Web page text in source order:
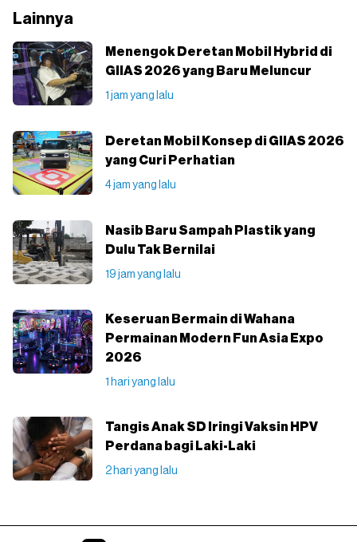
Lainnya
Menengok Deretan Mobil Hybrid di
GIIAS 2026 yang Baru Meluncur
1 jam yang lalu
Deretan Mobil Konsep di GIIAS 2026
yang Curi Perhatian
4 jam yang lalu
Nasib Baru Sampah Plastik yang
Dulu Tak Bernilai
19 jam yang lalu
Keseruan Bermain di Wahana
Permainan Modern Fun Asia Expo
2026
1 hari yang lalu
Tangis Anak SD Iringi Vaksin HPV
Perdana bagi Laki-Laki
2 hari yang lalu